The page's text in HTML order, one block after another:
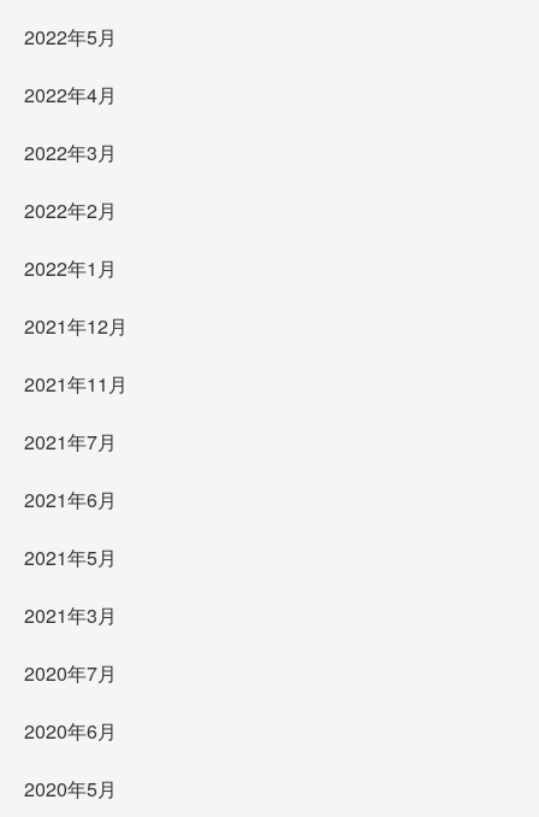
2022年5月
2022年4月
2022年3月
2022年2月
2022年1月
2021年12月
2021年11月
2021年7月
2021年6月
2021年5月
2021年3月
2020年7月
2020年6月
2020年5月